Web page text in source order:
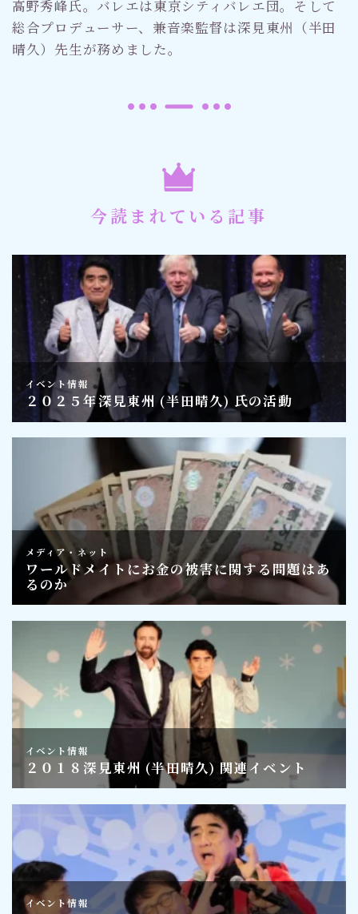
高野秀峰氏。バレエは東京シティバレエ団。そして
総合プロデューサー、兼音楽監督は深見東州（半田
晴久）先生が務めました。
今読まれている記事